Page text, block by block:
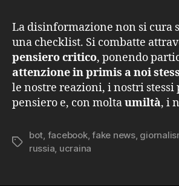
La disinformazione non si cura
una checklist. Si combatte
pensiero critico, ponendo
attenzione in primis a noi
le nostre reazioni, i nostri stessi
pensiero e, con moltaumiltà, i
Tag
bot, facebook,fake news,
russia, ucraina